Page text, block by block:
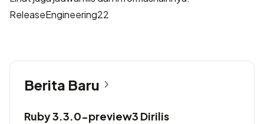
ReleaseEngineering22
Berita Baru
Ruby 3.3.0-preview3 Dirilis